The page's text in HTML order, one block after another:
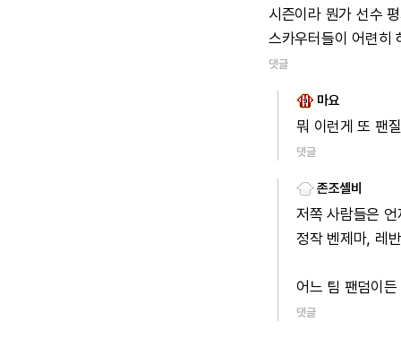
시즌이라 뭔가 선수
스카우터들이 어련히
댓글
마요
뭐 이런게 또 팬
댓글
존조셸비
저쪽 사람들은 언
정작 벤제마, 레
어느 팀 팬덤이든
댓글